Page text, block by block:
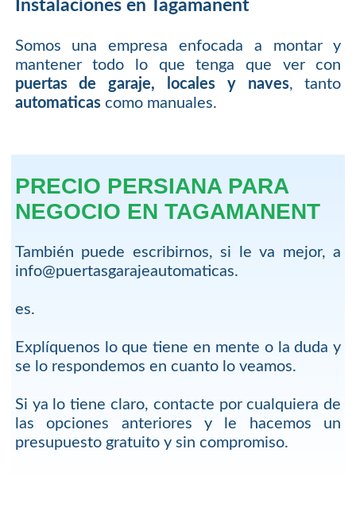
Instalaciones en Tagamanent
Somos una empresa enfocada a montar y
mantener todo lo que tenga que ver con
puertas de garaje, locales y naves, tanto
automaticascomo manuales.
PRECIO PERSIANA PARA
NEGOCIO EN TAGAMANENT
También puede escribirnos, si le va mejor, a
info@puertasgarajeautomaticas.
es.
Explíquenos lo que tiene en mente o la duda y
se lo respondemos en cuanto lo veamos.
Si ya lo tiene claro, contacte por cualquiera de
las opciones anteriores y le hacemos un
presupuesto gratuito y sin compromiso.